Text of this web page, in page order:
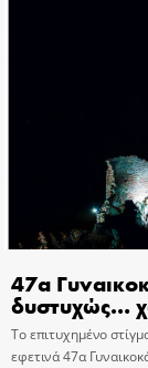
47α
δυστυχώς…
Το επιτυχημένο
εφετινά 47α